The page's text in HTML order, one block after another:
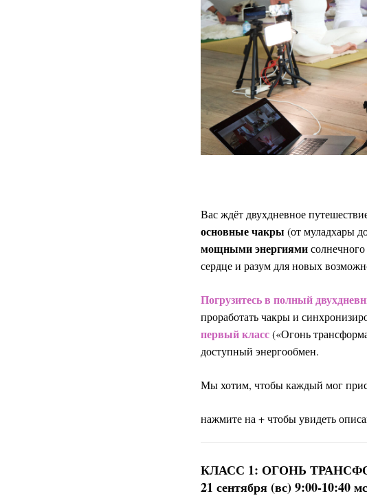
Вас ждёт двухдневное
основные чакры (от муладхары
мощными энергиями
сердце и разум для новых
Погрузитесь в полный
проработать чакры и
первый класс(«Огонь
доступный энергообмен.
Мы хотим, чтобы каждый мог
нажмите на + чтобы увидеть
КЛАСС 1: ОГОНЬ
21 сентября (вс) 9:00-10:40